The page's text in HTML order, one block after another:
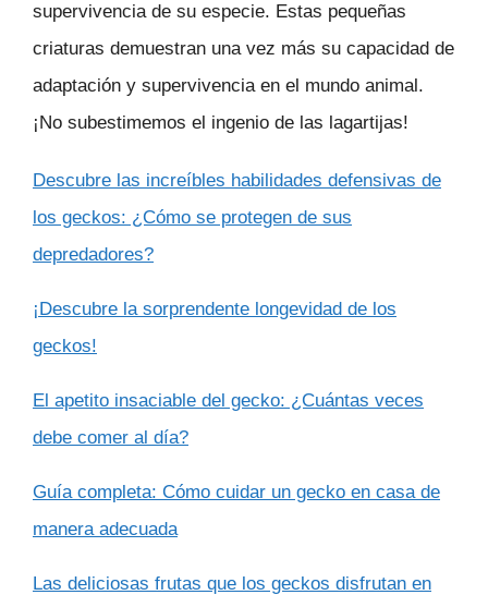
supervivencia de su especie. Estas pequeñas
criaturas demuestran una vez más su capacidad de
adaptación y supervivencia en el mundo animal.
¡No subestimemos el ingenio de las lagartijas!
Descubre las increíbles habilidades defensivas de
los geckos: ¿Cómo se protegen de sus
depredadores?
¡Descubre la sorprendente longevidad de los
geckos!
El apetito insaciable del gecko: ¿Cuántas veces
debe comer al día?
Guía completa: Cómo cuidar un gecko en casa de
manera adecuada
Las deliciosas frutas que los geckos disfrutan en